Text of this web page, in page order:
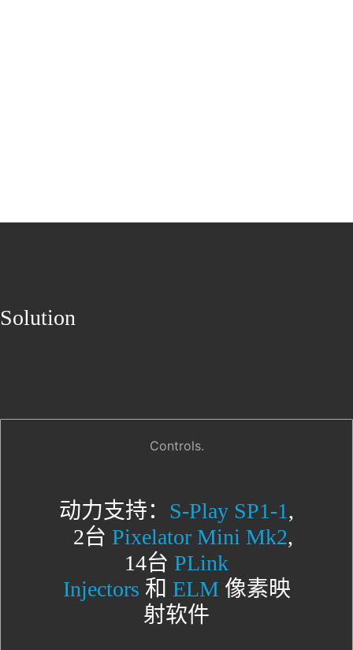
Solution
Controls.
动力支持： S-Play SP1-1,
2台 Pixelator Mini Mk2,
14台 PLink
Injectors 和 ELM 像素映
射软件